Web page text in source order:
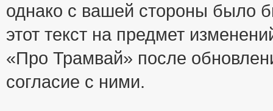
однако с вашей стороны было
этот текст на предмет
«Про Трамвай» после
согласие с ними.